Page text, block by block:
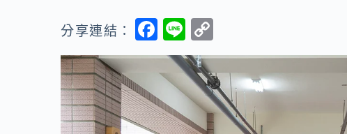
分享連結：
F
ac
e
b
o
Li
n
e
o
p
y
Li